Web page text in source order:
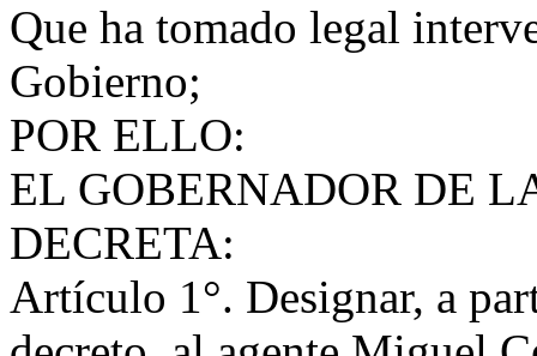
Que ha tomado legal
Gobierno;
POR ELLO:
EL GOBERNADOR DE
DECRETA:
Artículo 1°. Designar, a